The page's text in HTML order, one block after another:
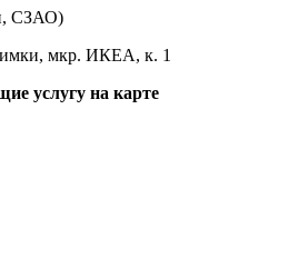
СЗАО)
мкр. ИКЕА, к. 1
услугу на карте